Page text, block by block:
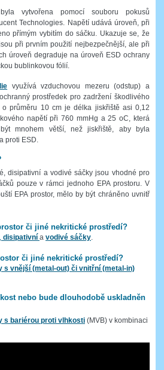
vytvořena pomocí souboru pokusů
Technologies. Napětí udává úroveň, při
přímým vybitím do sáčku. Ukazuje se, že
při prvním použití nejbezpečnější, ale při
úroveň degraduje na úroveň ESD ochrany
bublinkovou fólií.
využívá vzduchovou mezeru (odstup) a
prostředek pro zadržení škodlivého
o průměru 10 cm je délka jiskřiště asi 0,12
napětí při 760 mmHg a 25 oC, která
mnohem větší, než jiskřiště, aby byla
proti ESD.
disipativní a vodivé sáčky jsou vhodné pro
pouze v rámci jednoho EPA prostoru. V
EPA prostor, mělo by být chráněno uvnitř
či jiné nekritické prostředí?
disipativní a vodivé sáčky
či jiné nekritické prostředí?
s vnější (metal-out) či vnitřní (metal-in)
nebo bude dlouhodobě uskladněn
s bariérou proti vlhkosti (MVB) v kombinaci